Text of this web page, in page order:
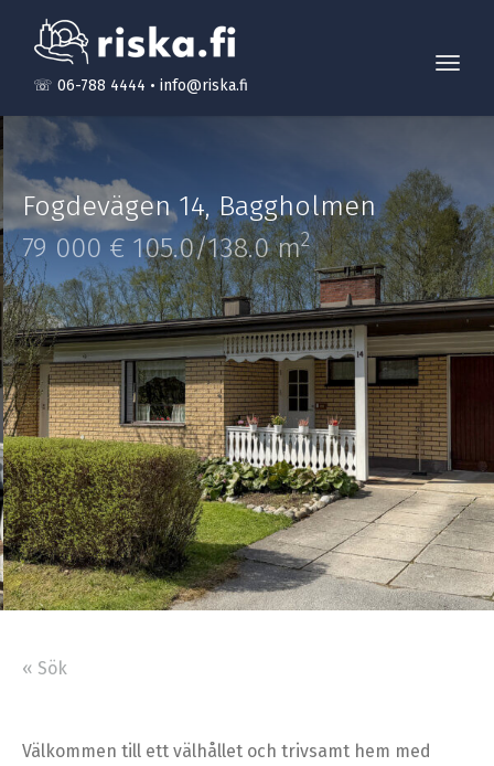
☏ 06-788 4444 • info@riska.fi
Fogdevägen 14,Baggholmen
79 000 € 105.0/138.0 m2
« Sök
Välkommen till ett välhållet och trivsamt hem med